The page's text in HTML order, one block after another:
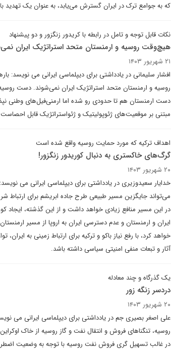
که به جوامع ترک در ایران گسترش می‌یابد، به عنوان یک
نکات قابل توجه و تامل در رابطه با کریدور زنگزور و دو پیشنهاد
هیچ‌وقت روسیه و ارمنستان متحد استراتژیک ایران
۲۱ شهریور ۱۴۰۳
افشار سلیمانی در یادداشتی برای دیپلماسی ایرانی می
روسیه و ارمنستان متحد استراتژیک ایران نمی‌شوند. دست روسیه
دست ارمنستان هم تا حدودی رو شده اما ارمنی‌فیل‌های وطنی
مبتنی بر موقعیت‌های ژئوپولیتیک و ژئواستراتژیک قابل
اهداف ترکیه که مورد حمایت روسیه واقع شده است
گرگ‌های خاکستری به دنبال کوریدور زنگزور!
۲۰ شهریور ۱۴۰۳
خدایار سعیدوزیری در یادداشتی برای دیپلماسی ایرانی می
می‌تواند جایگزین مسیر طبیعی طرح جاده ابریشم برای ارتباط
در این مسیر منافع زیادی خواهد داشت و از این گذشته، ایجاد
ایران و ارمنستان و عدم دسترسی ایران به اروپا از مسیر
خواهد کرد، با رفع نیاز باکو و ترکیه برای ارتباط زمینی به
آثار و تبعات منفی امنیتی سیاسی داشته باشد.
یک گذرگاه و چند معادله
دردسر زنگه زور
۲۰ شهریور ۱۴۰۳
علی اصغر بصیری جم در یادداشتی برای دیپلماسی ایرانی می
روسیه، تنگناهای فروش و انتقال نفت و گاز روسیه از خاک
در غالب تسهیل گری فروش نفت روسیه با توجه به وضعیت